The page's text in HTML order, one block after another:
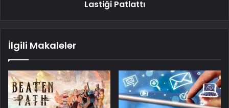
Lastiği Patlattı
İlgili Makaleler